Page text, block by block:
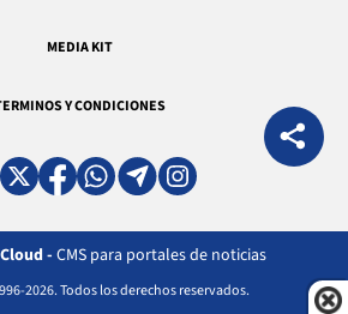
MEDIA KIT
Y CONDICIONES
-CMS para portales de noticias
2026. Todos los derechos reservados.